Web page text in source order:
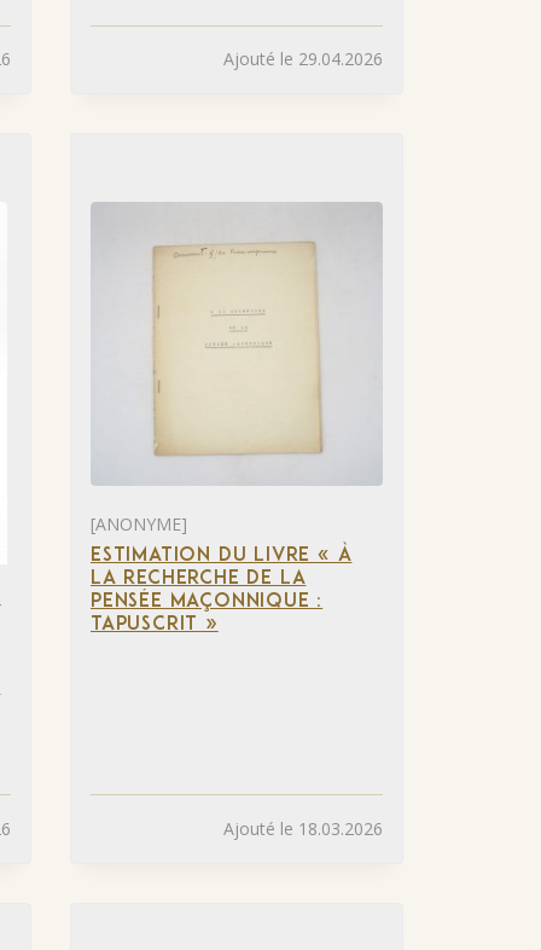
Ajouté le 29.04.2026
[ANONYME]
ESTIMATION DU LIVRE « À
LA RECHERCHE DE LA
PENSÉE MAÇONNIQUE :
TAPUSCRIT »
Ajouté le 18.03.2026